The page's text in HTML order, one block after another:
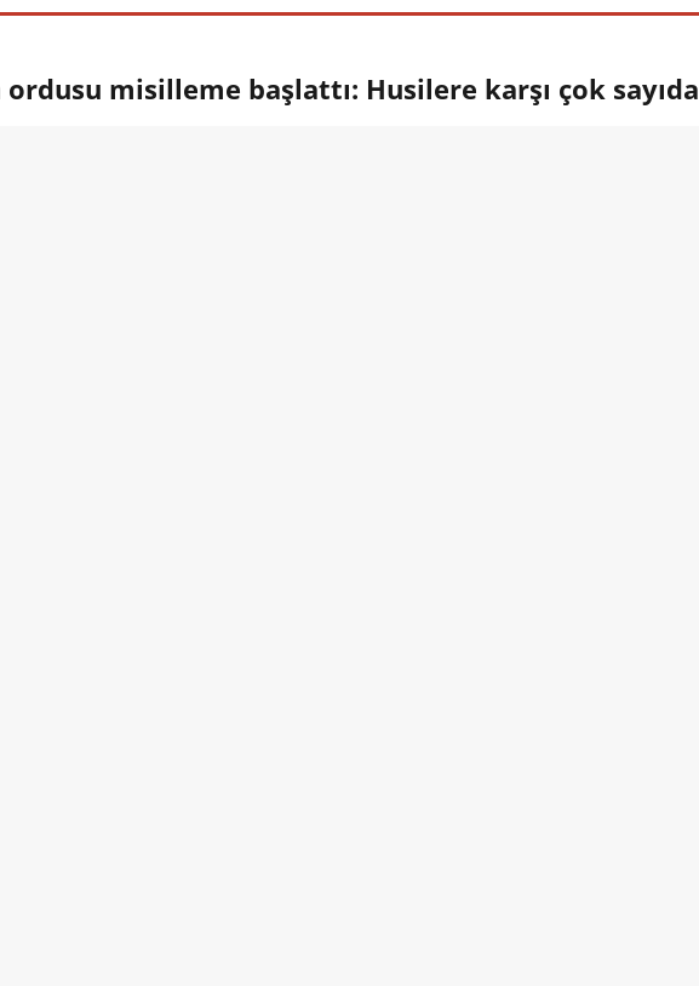
ordusu misilleme başlattı: Husilere karşı çok sayıda